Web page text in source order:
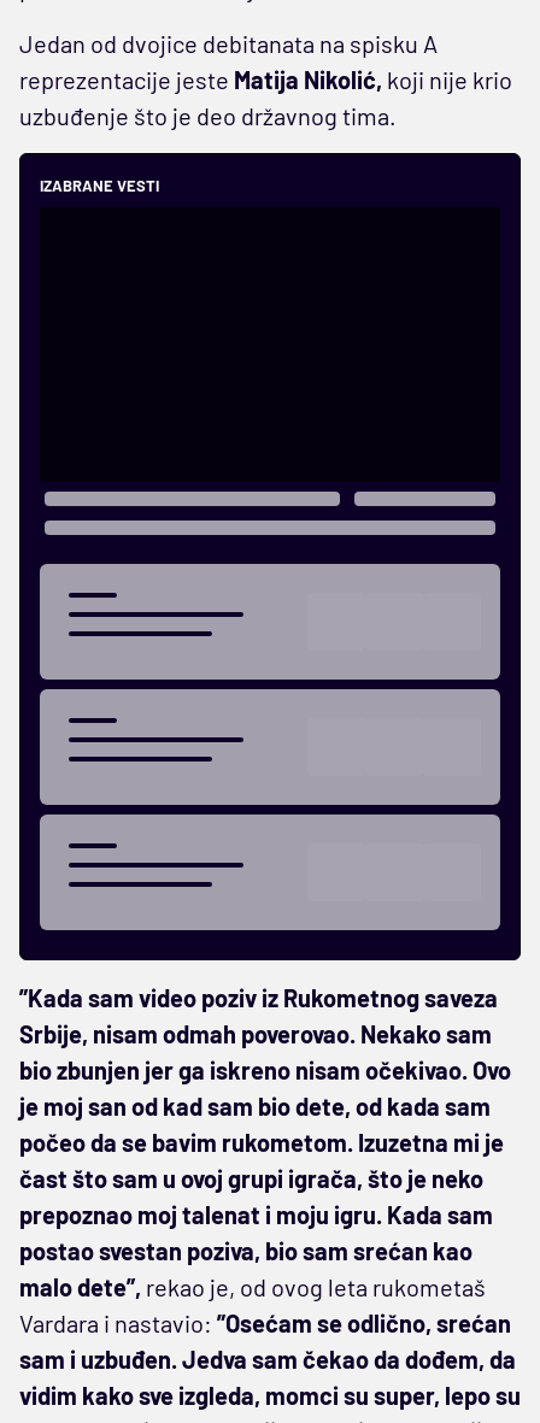
Jedan od dvojice debitanata na spisku A
reprezentacije jeste Matija Nikolić, koji nije krio
uzbuđenje što je deo državnog tima.
IZABRANE VESTI
”Kada sam video poziv iz Rukometnog saveza
Srbije, nisam odmah poverovao. Nekako sam
bio zbunjen jer ga iskreno nisam očekivao. Ovo
je moj san od kad sam bio dete, od kada sam
počeo da se bavim rukometom. Izuzetna mi je
čast što sam u ovoj grupi igrača, što je neko
prepoznao moj talenat i moju igru. Kada sam
postao svestan poziva, bio sam srećan kao
malo dete”, rekao je, od ovog leta rukometaš
Vardara i nastavio: ”Osećam se odlično, srećan
sam i uzbuđen. Jedva sam čekao da dođem, da
vidim kako sve izgleda, momci su super, lepo su